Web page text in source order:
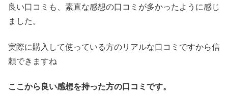
良い口コミも、素直な感想の口コミが多かったように感じ
ました。
実際に購入して使っている方のリアルな口コミですから信
頼できますね
ここから良い感想を持った方の口コミです。